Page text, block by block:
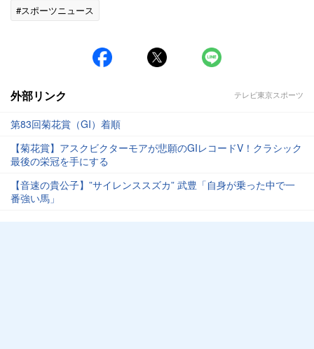
#スポーツニュース
外部リンク テレビ東京スポーツ
第83回菊花賞（GI）着順
【菊花賞】アスクビクターモアが悲願のGIレコードV！クラシック
最後の栄冠を手にする
【音速の貴公子】”サイレンススズカ” 武豊「自身が乗った中で一
番強い馬」